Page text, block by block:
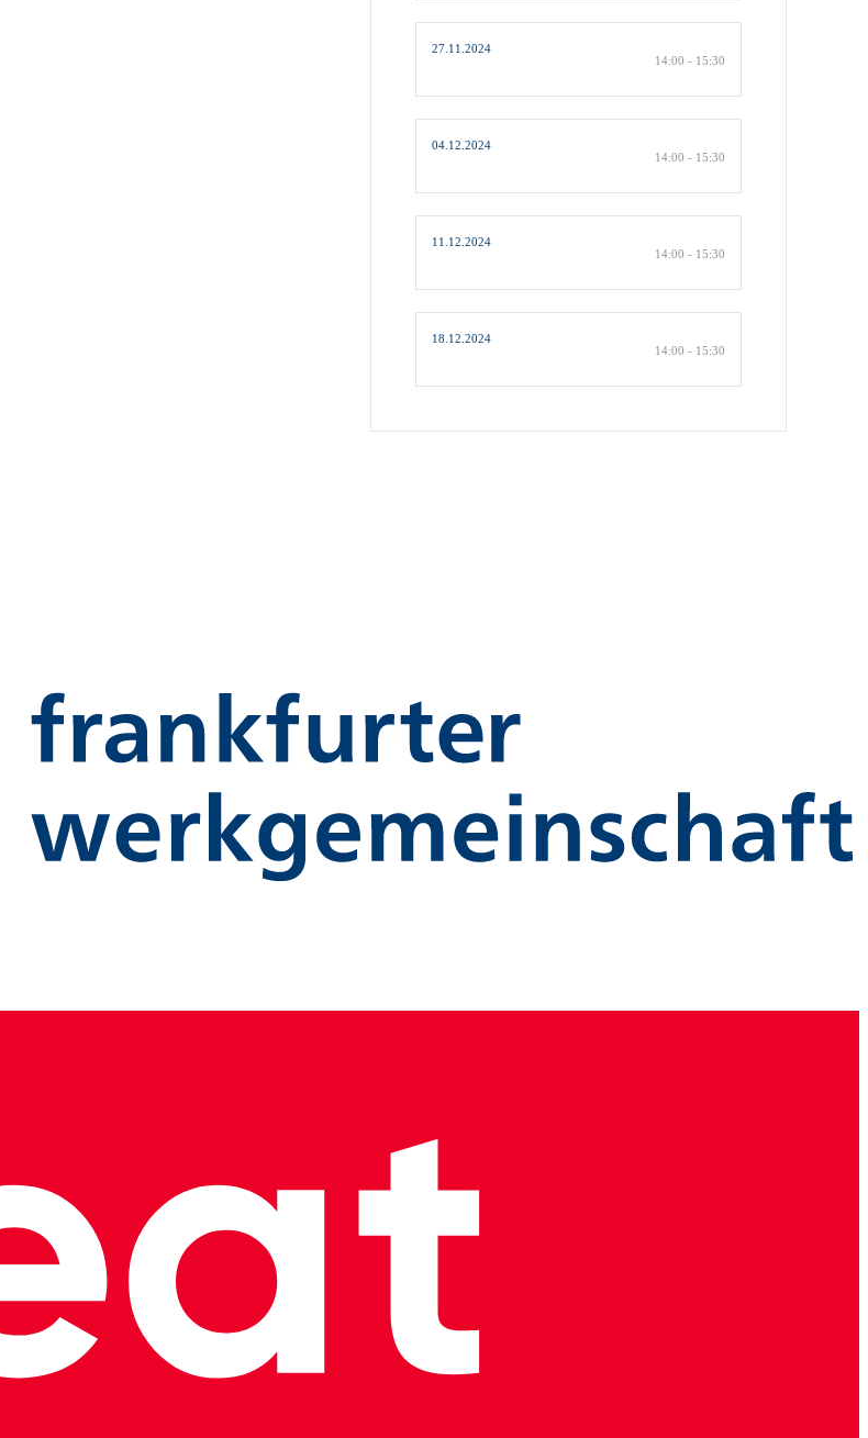
27.11.2024
14:00 - 15:30
04.12.2024
14:00 - 15:30
11.12.2024
14:00 - 15:30
18.12.2024
14:00 - 15:30